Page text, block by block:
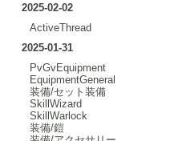
2025-02-02
ActiveThread
2025-01-31
PvGvEquipment
EquipmentGeneral
装備/セット装備
SkillWizard
SkillWarlock
装備/鎧